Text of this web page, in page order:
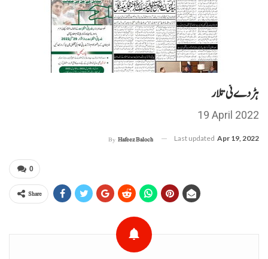
ہڑدے ئی تلار
19 April 2022
By Hafeez Baloch Last updated Apr 19, 2022
0
Share